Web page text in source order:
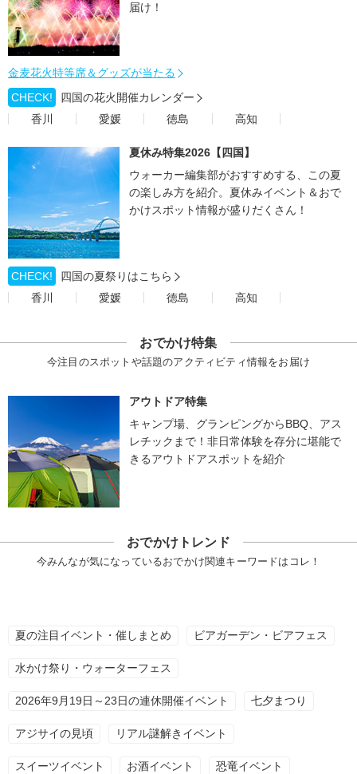
届け！
金麦花火特等席＆グッズが当たる
CHECK!
四国の花火開催カレンダー
香川
愛媛 徳島 高知
夏休み特集2026【四国】
ウォーカー編集部がおすすめする、この夏
の楽しみ方を紹介。夏休みイベント＆おで
かけスポット情報が盛りだくさん！
CHECK!
四国の夏祭りはこちら
香川
愛媛 徳島 高知
おでかけ特集
今注目のスポットや話題のアクティビティ情報をお届け
アウトドア特集
キャンプ場、グランピングからBBQ、アス
レチックまで！非日常体験を存分に堪能で
きるアウトドアスポットを紹介
おでかけトレンド
今みんなが気になっているおでかけ関連キーワードはコレ！
夏の注目イベント・催しまとめ ビアガーデン・ビアフェス
水かけ祭り・ウォーターフェス
2026年9月19日～23日の連休開催イベント 七夕まつり
アジサイの見頃 リアル謎解きイベント
スイーツイベント お酒イベント 恐竜イベント